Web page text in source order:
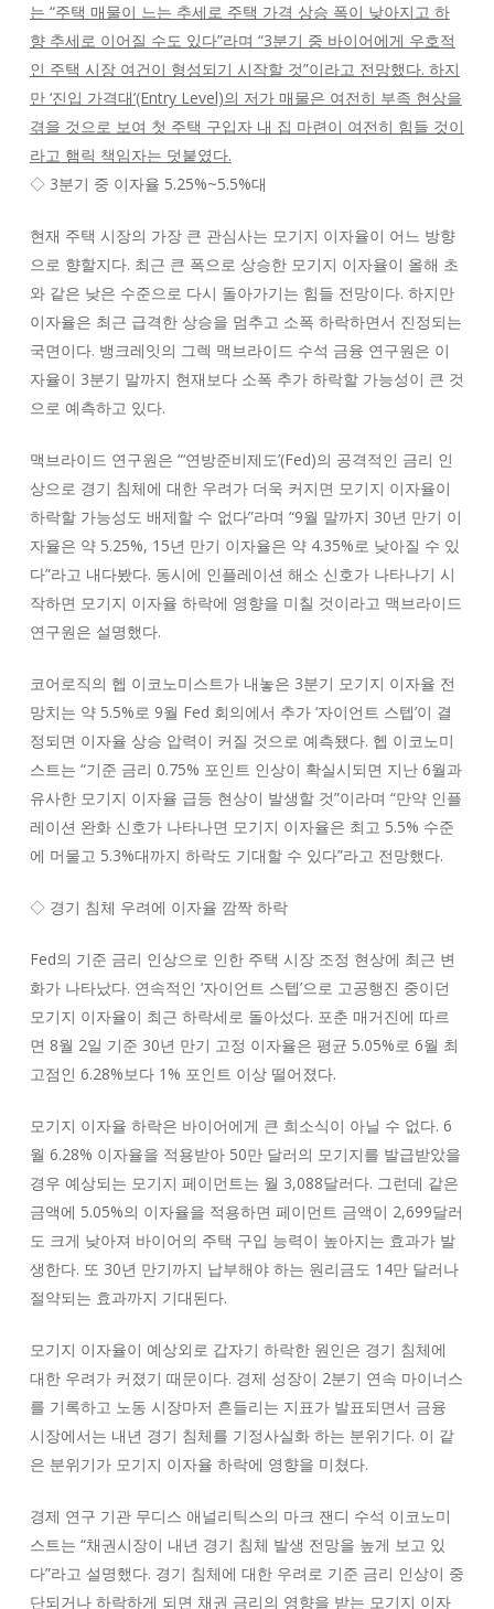
는 “주택 매물이 느는 추세로 주택 가격 상승 폭이 낮아지고 하
향 추세로 이어질 수도 있다”라며 “3분기 중 바이어에게 우호적
인 주택 시장 여건이 형성되기 시작할 것”이라고 전망했다. 하지
만 ‘진입 가격대’(Entry Level)의 저가 매물은 여전히 부족 현상을
겪을 것으로 보여 첫 주택 구입자 내 집 마련이 여전히 힘들 것이
라고 햄릭 책임자는 덧붙였다.
◇ 3분기 중 이자율 5.25%~5.5%대
현재 주택 시장의 가장 큰 관심사는 모기지 이자율이 어느 방향
으로 향할지다. 최근 큰 폭으로 상승한 모기지 이자율이 올해 초
와 같은 낮은 수준으로 다시 돌아가기는 힘들 전망이다. 하지만
이자율은 최근 급격한 상승을 멈추고 소폭 하락하면서 진정되는
국면이다. 뱅크레잇의 그렉 맥브라이드 수석 금융 연구원은 이
자율이 3분기 말까지 현재보다 소폭 추가 하락할 가능성이 큰 것
으로 예측하고 있다.
맥브라이드 연구원은 “‘연방준비제도’(Fed)의 공격적인 금리 인
상으로 경기 침체에 대한 우려가 더욱 커지면 모기지 이자율이
하락할 가능성도 배제할 수 없다”라며 “9월 말까지 30년 만기 이
자율은 약 5.25%, 15년 만기 이자율은 약 4.35%로 낮아질 수 있
다”라고 내다봤다. 동시에 인플레이션 해소 신호가 나타나기 시
작하면 모기지 이자율 하락에 영향을 미칠 것이라고 맥브라이드
연구원은 설명했다.
코어로직의 헵 이코노미스트가 내놓은 3분기 모기지 이자율 전
망치는 약 5.5%로 9월 Fed 회의에서 추가 ‘자이언트 스텝’이 결
정되면 이자율 상승 압력이 커질 것으로 예측됐다. 헵 이코노미
스트는 “기준 금리 0.75% 포인트 인상이 확실시되면 지난 6월과
유사한 모기지 이자율 급등 현상이 발생할 것”이라며 “만약 인플
레이션 완화 신호가 나타나면 모기지 이자율은 최고 5.5% 수준
에 머물고 5.3%대까지 하락도 기대할 수 있다”라고 전망했다.
◇ 경기 침체 우려에 이자율 깜짝 하락
Fed의 기준 금리 인상으로 인한 주택 시장 조정 현상에 최근 변
화가 나타났다. 연속적인 ‘자이언트 스텝’으로 고공행진 중이던
모기지 이자율이 최근 하락세로 돌아섰다. 포춘 매거진에 따르
면 8월 2일 기준 30년 만기 고정 이자율은 평균 5.05%로 6월 최
고점인 6.28%보다 1% 포인트 이상 떨어졌다.
모기지 이자율 하락은 바이어에게 큰 희소식이 아닐 수 없다. 6
월 6.28% 이자율을 적용받아 50만 달러의 모기지를 발급받았을
경우 예상되는 모기지 페이먼트는 월 3,088달러다. 그런데 같은
금액에 5.05%의 이자율을 적용하면 페이먼트 금액이 2,699달러
도 크게 낮아져 바이어의 주택 구입 능력이 높아지는 효과가 발
생한다. 또 30년 만기까지 납부해야 하는 원리금도 14만 달러나
절약되는 효과까지 기대된다.
모기지 이자율이 예상외로 갑자기 하락한 원인은 경기 침체에
대한 우려가 커졌기 때문이다. 경제 성장이 2분기 연속 마이너스
를 기록하고 노동 시장마저 흔들리는 지표가 발표되면서 금융
시장에서는 내년 경기 침체를 기정사실화 하는 분위기다. 이 같
은 분위기가 모기지 이자율 하락에 영향을 미쳤다.
경제 연구 기관 무디스 애널리틱스의 마크 잰디 수석 이코노미
스트는 “채권시장이 내년 경기 침체 발생 전망을 높게 보고 있
다”라고 설명했다. 경기 침체에 대한 우려로 기준 금리 인상이 중
단되거나 하락하게 되면 채권 금리의 영향을 받는 모기지 이자